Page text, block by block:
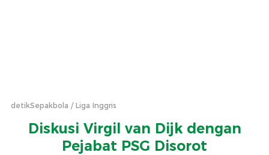
detikSepakbola Liga Inggris
Diskusi Virgil van Dijk dengan
Pejabat PSG Disorot